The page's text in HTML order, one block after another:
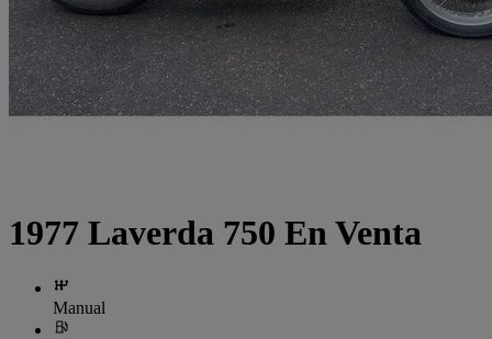
1977 Laverda 750 En Venta
Manual